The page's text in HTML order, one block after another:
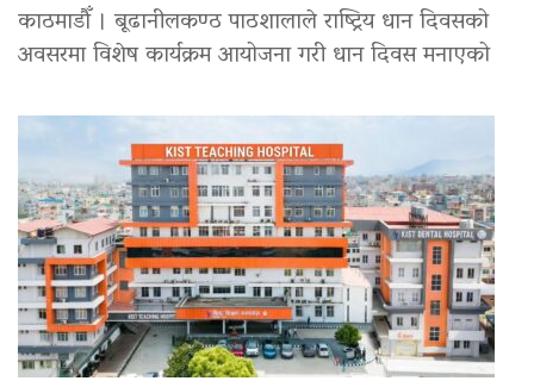
काठमाडौँ । बूढानीलकण्ठ पाठशालाले राष्ट्रिय धान दिवसको
अवसरमा विशेष कार्यक्रम आयोजना गरी धान दिवस मनाएको